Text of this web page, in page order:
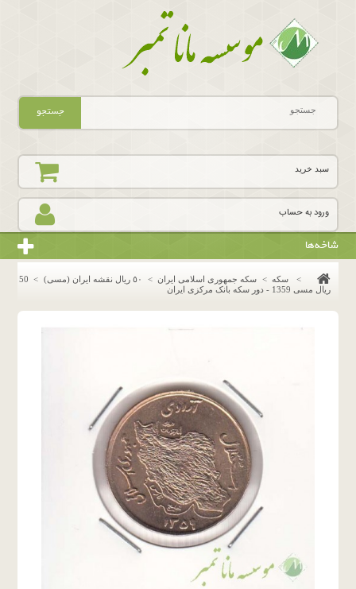
ورود به حساب
سبد خرید
جستجو
شاخه‌ها
> سکه > سکه جمهوری اسلامی ایران > ٥٠ ريال نقشه ايران (مسى) >
50
ریال مسی 1359 - دور سکه بانک مرکزی ایران